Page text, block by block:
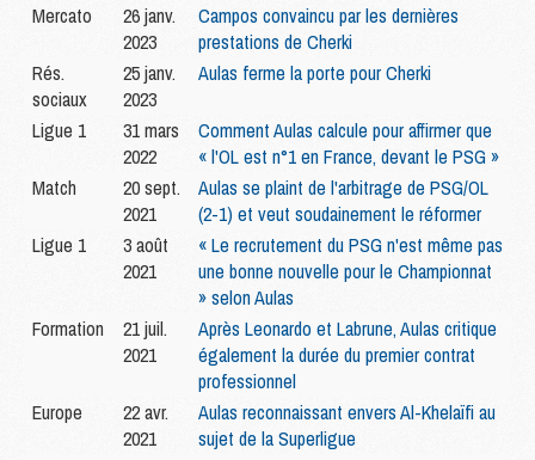
Mercato
26 janv.
2023
Campos convaincu par les dernières
prestations de Cherki
Rés.
sociaux
25 janv.
2023
Aulas ferme la porte pour Cherki
Ligue 1
31 mars
2022
Comment Aulas calcule pour affirmer que
« l'OL est n°1 en France, devant le PSG »
Match
20 sept.
2021
Aulas se plaint de l'arbitrage de PSG/OL
(2-1) et veut soudainement le réformer
Ligue 1
3 août
2021
« Le recrutement du PSG n'est même pas
une bonne nouvelle pour le Championnat
» selon Aulas
Formation
21 juil.
2021
Après Leonardo et Labrune, Aulas critique
également la durée du premier contrat
professionnel
Europe
22 avr.
2021
Aulas reconnaissant envers Al-Khelaïfi au
sujet de la Superligue